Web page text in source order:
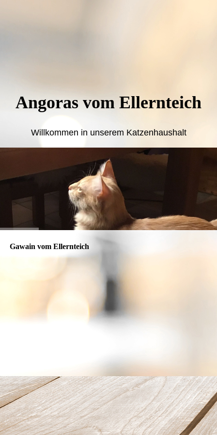
Angoras vom Ellernteich
Willkommen in unserem Katzenhaushalt
Gawain vom Ellernteich